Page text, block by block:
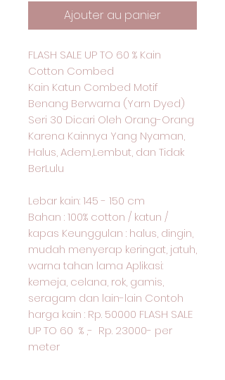
Ajouter au panier
FLASH SALE UP TO 60 % Kain
Cotton Combed
Kain Katun Combed Motif
Benang Berwarna (Yarn Dyed)
Seri 30 Dicari Oleh Orang-Orang
Karena Kainnya Yang Nyaman,
Halus, Adem,Lembut, dan Tidak
BerLulu
Lebar kain: 145 - 150 cm
Bahan : 100% cotton / katun /
kapas Keunggulan : halus, dingin,
mudah menyerap keringat, jatuh,
warna tahan lama Aplikasi:
kemeja, celana, rok, gamis,
seragam dan lain-lain Contoh
harga kain : Rp. 50000 FLASH SALE
UP TO 60 % ,- Rp. 23000- per
meter